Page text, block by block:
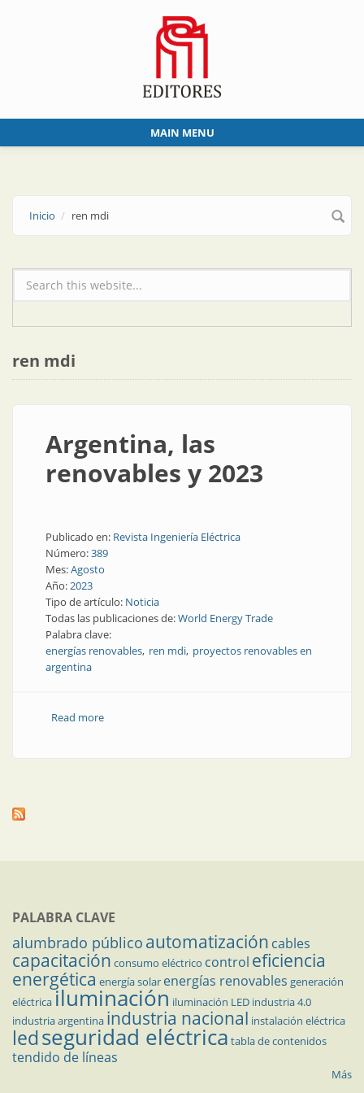
MAIN MENU
Inicio ren mdi
Formulario de búsqueda
ren mdi
Argentina, las
renovables y 2023
Publicado en: Revista Ingeniería Eléctrica
Número:389
Mes:Agosto
Año:2023
Tipo de artículo: Noticia
Todas las publicaciones de:World Energy Trade
Palabra clave:
energías renovables ren mdi proyectos renovables en
argentina
Read moreabout Argentina, las renovables y 2023
PALABRA CLAVE
alumbrado público automatización cables
capacitación consumo eléctrico control eficiencia
energética energía solar energías renovables generación
eléctricailuminación iluminación LED industria 4.0
industria argentina industria nacional instalación eléctrica
ledseguridad eléctrica tabla de contenidos
tendido de líneas
Más